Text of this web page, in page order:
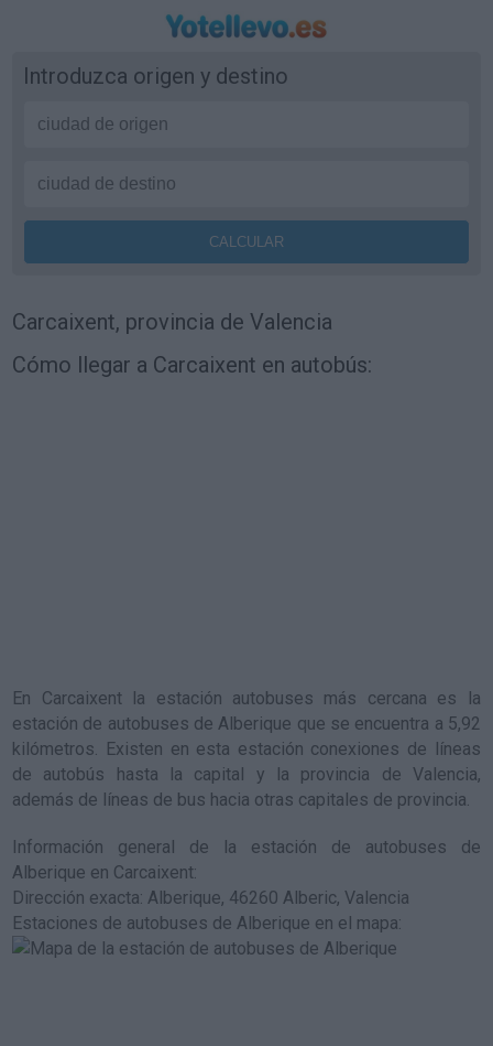
Introduzca origen y destino
Carcaixent, provincia de Valencia
Cómo llegar a Carcaixent en autobús:
En Carcaixent la estación autobuses más cercana es la
estación de autobuses de Alberique que se encuentra a 5,92
kilómetros. Existen en esta estación conexiones de líneas
de autobús hasta la capital y la provincia de Valencia,
además de líneas de bus hacia otras capitales de provincia.
Información general de la estación de autobuses de
Alberique en Carcaixent:
Dirección exacta: Alberique, 46260 Alberic, Valencia
Estaciones de autobuses de Alberique en el mapa: